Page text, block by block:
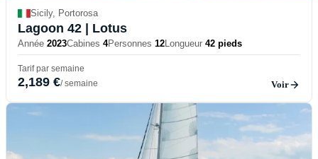
Sicily, Portorosa
Lagoon 42 | Lotus
Année 2023Cabines 4Personnes 12Longueur 42 pieds
Tarif par semaine
2,189 €/ semaine Voir